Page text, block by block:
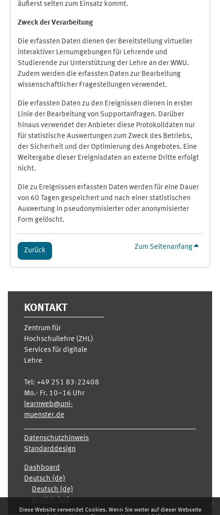
Diese Website verwendet Cookies. Wenn Sie weiter auf dieser Webseite
x
äußerst selten zum Einsatz kommt.
Zweck der Verarbeitung
Die erfassten Daten dienen der Bereitstellung virtueller
interaktiver Lernumgebungen für Lehrende und
Studierende zur Unterstützung der Lehre an der WWU.
Zudem werden die erfassten Daten zur Bearbeitung
wissenschaftlicher Fragestellungen verwendet.
Die erfassten Daten zu den Ereignissen dienen in erster
Linie der Bearbeitung von Supportanfragen. Darüber
hinaus verwendet der Anbieter diese Protokolldaten nur
für statistische Auswertungen zum Zweck des Betriebs,
der Sicherheit und der Optimierung des Angebotes. Eine
Weitergabe dieser Ereignisdaten an externe Dritte erfolgt
nicht.
Die zu Ereignissen erfassten Daten werden für eine Dauer
von 60 Tagen gespeichert und nach einer statistischen
Auswertung in pseudonymisierter oder anonymisierter
Form gelöscht.
Zurück Zum Seitenanfang
KONTAKT
Zentrum für
Hochschullehre (ZHL)
Services für digitale
Lehre
Tel: +49 251 83-22408
Mo.- Fr. 10–16 Uhr
learnweb@uni-
muenster.de
Datenschutzhinweis
Standarddesign
Dashboard
Deutsch ‎(de)‎
Deutsch ‎(de)‎